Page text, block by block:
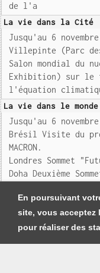
En poursuivant
site, vous acceptez
pour réaliser des
de l'a
La vie dans la Cité
Jusqu'au 6 novembre
Villepinte (Parc
Salon mondial du
Exhibition) sur le
l'équation
La vie dans le monde
Jusqu'au 6 novembre
Brésil Visite du
MACRON.
Londres Sommet
Doha Deuxième